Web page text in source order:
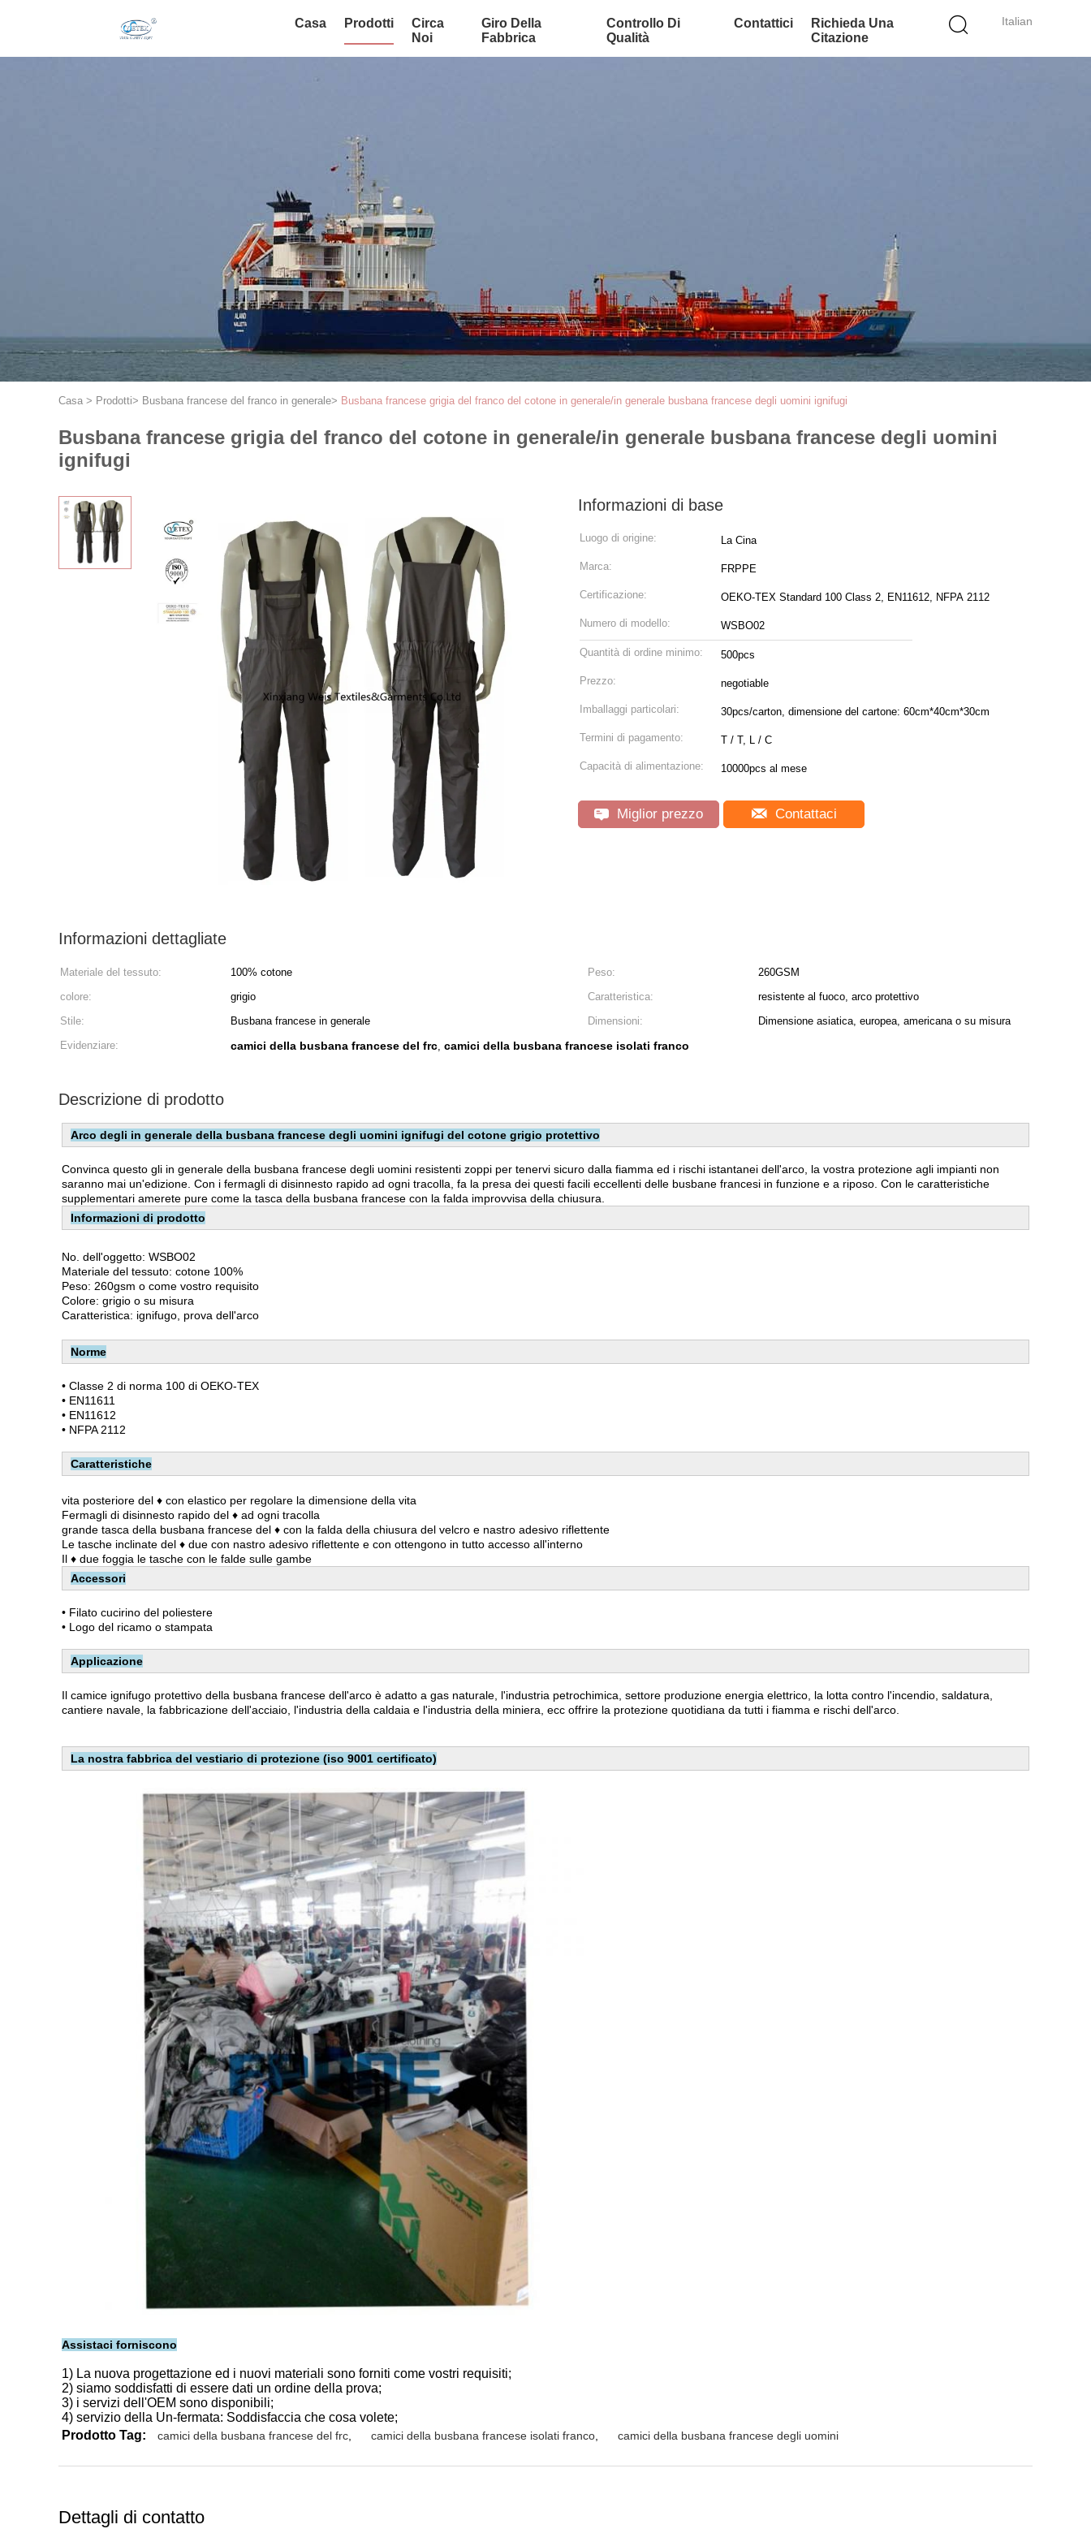
Italian
Casa Prodotti
Circa
Noi
Giro Della
Fabbrica
Controllo Di
Qualità
Contattici
Richieda Una
Citazione
Casa > Prodotti> Busbana francese del franco in generale> Busbana francese grigia del franco del cotone in generale/in generale busbana francese degli uomini ignifugi
Busbana francese grigia del franco del cotone in generale/in generale busbana francese degli uomini
ignifugi
Informazioni di base
Luogo di origine: La Cina
Marca: FRPPE
Certificazione: OEKO-TEX Standard 100 Class 2, EN11612, NFPA 2112
Numero di modello: WSBO02
Quantità di ordine minimo: 500pcs
Prezzo: negotiable
Imballaggi particolari: 30pcs/carton, dimensione del cartone: 60cm*40cm*30cm
Termini di pagamento: T / T, L / C
Capacità di alimentazione: 10000pcs al mese
Miglior prezzo Contattaci
Informazioni dettagliate
Materiale del tessuto: 100% cotone Peso:
260GSM
colore:
grigio Caratteristica:
resistente al fuoco, arco protettivo
Stile:
Busbana francese in generale Dimensioni:
Dimensione asiatica, europea, americana o su misura
Evidenziare:
camici della busbana francese del frc, camici della busbana francese isolati franco
Descrizione di prodotto
Arco degli in generale della busbana francese degli uomini ignifugi del cotone grigio protettivo
Convinca questo gli in generale della busbana francese degli uomini resistenti zoppi per tenervi sicuro dalla fiamma ed i rischi istantanei dell'arco, la vostra protezione agli impianti non
saranno mai un'edizione. Con i fermagli di disinnesto rapido ad ogni tracolla, fa la presa dei questi facili eccellenti delle busbane francesi in funzione e a riposo. Con le caratteristiche
supplementari amerete pure come la tasca della busbana francese con la falda improvvisa della chiusura.
Informazioni di prodotto
No. dell'oggetto: WSBO02
Materiale del tessuto: cotone 100%
Peso: 260gsm o come vostro requisito
Colore: grigio o su misura
Caratteristica: ignifugo, prova dell'arco
Norme
• Classe 2 di norma 100 di OEKO-TEX
• EN11611
• EN11612
• NFPA 2112
Caratteristiche
vita posteriore del ♦ con elastico per regolare la dimensione della vita
Fermagli di disinnesto rapido del ♦ ad ogni tracolla
grande tasca della busbana francese del ♦ con la falda della chiusura del velcro e nastro adesivo riflettente
Le tasche inclinate del ♦ due con nastro adesivo riflettente e con ottengono in tutto accesso all'interno
Il ♦ due foggia le tasche con le falde sulle gambe
Accessori
• Filato cucirino del poliestere
• Logo del ricamo o stampata
Applicazione
Il camice ignifugo protettivo della busbana francese dell'arco è adatto a gas naturale, l'industria petrochimica, settore produzione energia elettrico, la lotta contro l'incendio, saldatura,
cantiere navale, la fabbricazione dell'acciaio, l'industria della caldaia e l'industria della miniera, ecc offrire la protezione quotidiana da tutti i fiamma e rischi dell'arco.
La nostra fabbrica del vestiario di protezione (iso 9001 certificato)
Assistaci forniscono
1) La nuova progettazione ed i nuovi materiali sono forniti come vostri requisiti;
2) siamo soddisfatti di essere dati un ordine della prova;
3) i servizi dell'OEM sono disponibili;
4) servizio della Un-fermata: Soddisfaccia che cosa volete;
Prodotto Tag:
camici della busbana francese del frc camici della busbana francese isolati franco camici della busbana francese degli uomini
Dettagli di contatto